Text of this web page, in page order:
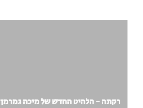
רקתה - הלהיט החדש של מיכה גמרמן